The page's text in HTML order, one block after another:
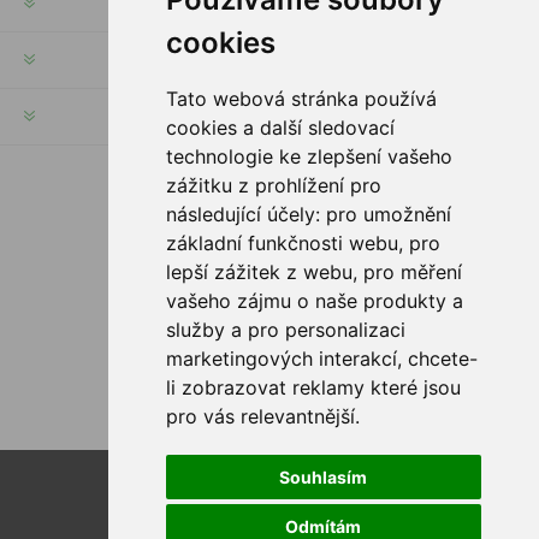
cookies
Tato webová stránka používá
cookies a další sledovací
technologie ke zlepšení vašeho
zážitku z prohlížení pro
následující účely: pro umožnění
základní funkčnosti webu, pro
lepší zážitek z webu, pro měření
vašeho zájmu o naše produkty a
služby a pro personalizaci
marketingových interakcí, chcete-
li zobrazovat reklamy které jsou
pro vás relevantnější.
Souhlasím
Odmítám
MOJE KONTO
SERWIS KLIENTA
PODĄŻAJ ZA NAMI
OPCJE PŁATNOŚCI
Powered bynopCommerce
Nop-Templates.com